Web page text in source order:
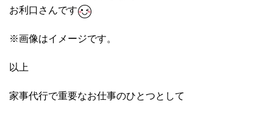
お利口さんです
※画像はイメージです。
以上
家事代行で重要なお仕事のひとつとして